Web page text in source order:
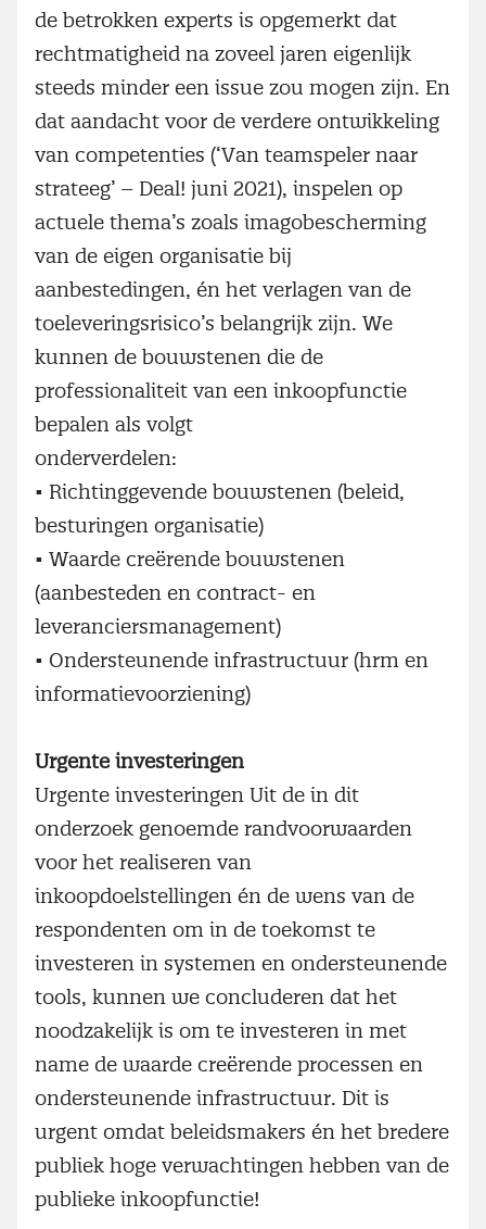
de betrokken experts is opgemerkt dat
rechtmatigheid na zoveel jaren eigenlijk
steeds minder een issue zou mogen zijn. En
dat aandacht voor de verdere ontwikkeling
van competenties (‘Van teamspeler naar
strateeg’ – Deal! juni 2021), inspelen op
actuele thema’s zoals imagobescherming
van de eigen organisatie bij
aanbestedingen, én het verlagen van de
toeleveringsrisico’s belangrijk zijn. We
kunnen de bouwstenen die de
professionaliteit van een inkoopfunctie
bepalen als volgt
onderverdelen:
• Richtinggevende bouwstenen (beleid,
besturingen organisatie)
• Waarde creërende bouwstenen
(aanbesteden en contract- en
leveranciersmanagement)
• Ondersteunende infrastructuur (hrm en
informatievoorziening)
Urgente investeringen
Urgente investeringen Uit de in dit
onderzoek genoemde randvoorwaarden
voor het realiseren van
inkoopdoelstellingen én de wens van de
respondenten om in de toekomst te
investeren in systemen en ondersteunende
tools, kunnen we concluderen dat het
noodzakelijk is om te investeren in met
name de waarde creërende processen en
ondersteunende infrastructuur. Dit is
urgent omdat beleidsmakers én het bredere
publiek hoge verwachtingen hebben van de
publieke inkoopfunctie!